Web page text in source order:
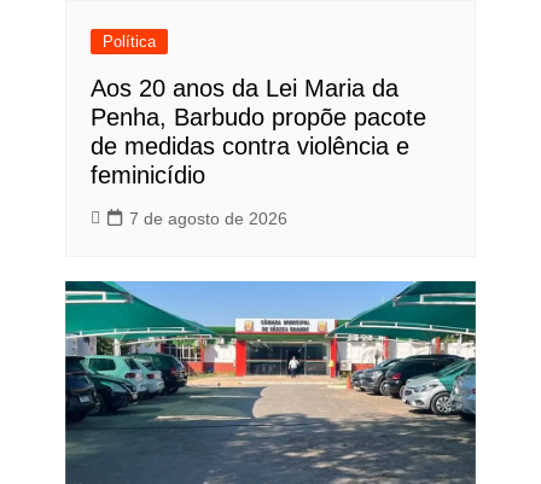
Política
Aos 20 anos da Lei Maria da
Penha, Barbudo propõe pacote
de medidas contra violência e
feminicídio
7 de agosto de 2026